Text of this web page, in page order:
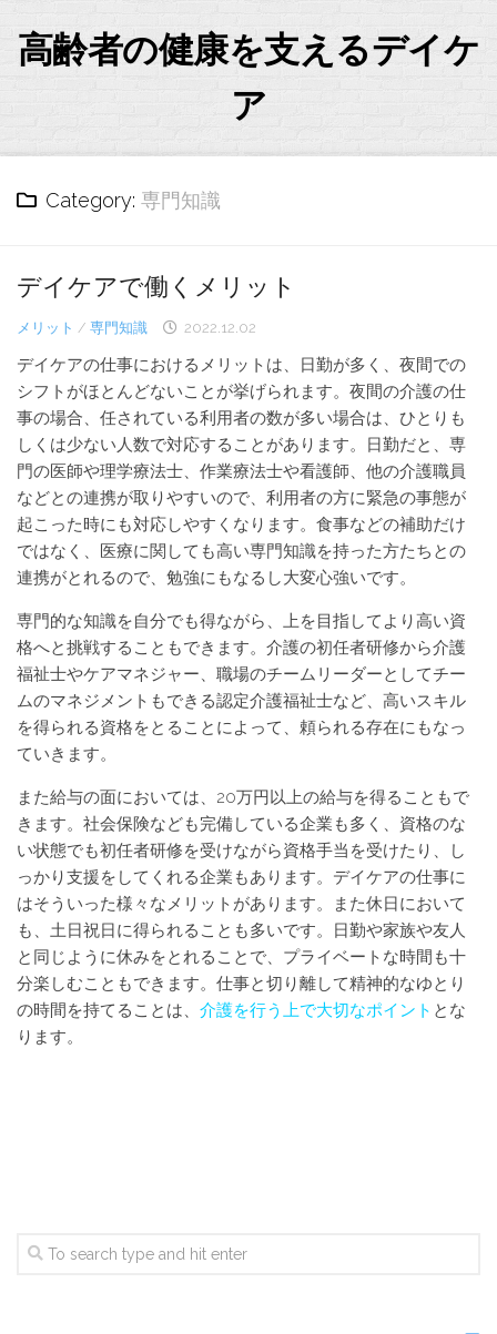
content
高齢者の健康を支えるデイケ
ア
Category: 専門知識
デイケアで働くメリット
メリット / 専門知識 2022.12.02
デイケアの仕事におけるメリットは、日勤が多く、夜間での
シフトがほとんどないことが挙げられます。夜間の介護の仕
事の場合、任されている利用者の数が多い場合は、ひとりも
しくは少ない人数で対応することがあります。日勤だと、専
門の医師や理学療法士、作業療法士や看護師、他の介護職員
などとの連携が取りやすいので、利用者の方に緊急の事態が
起こった時にも対応しやすくなります。食事などの補助だけ
ではなく、医療に関しても高い専門知識を持った方たちとの
連携がとれるので、勉強にもなるし大変心強いです。
専門的な知識を自分でも得ながら、上を目指してより高い資
格へと挑戦することもできます。介護の初任者研修から介護
福祉士やケアマネジャー、職場のチームリーダーとしてチー
ムのマネジメントもできる認定介護福祉士など、高いスキル
を得られる資格をとることによって、頼られる存在にもなっ
ていきます。
また給与の面においては、20万円以上の給与を得ることもで
きます。社会保険なども完備している企業も多く、資格のな
い状態でも初任者研修を受けながら資格手当を受けたり、し
っかり支援をしてくれる企業もあります。デイケアの仕事に
はそういった様々なメリットがあります。また休日において
も、土日祝日に得られることも多いです。日勤や家族や友人
と同じように休みをとれることで、プライベートな時間も十
分楽しむこともできます。仕事と切り離して精神的なゆとり
の時間を持てることは、 介護を行う上で大切なポイント とな
ります。